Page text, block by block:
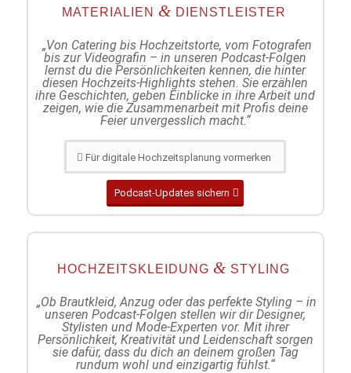
MATERIALIEN &DIENSTLEISTER
„Von Catering bis Hochzeitstorte, vom Fotografen
bis zur Videografin – in unseren Podcast-Folgen
lernst du die Persönlichkeiten kennen, die hinter
diesen Hochzeits-Highlights stehen. Sie erzählen
ihre Geschichten, geben Einblicke in ihre Arbeit und
zeigen, wie die Zusammenarbeit mit Profis deine
Feier unvergesslich macht.“
Für digitale Hochzeitsplanung vormerken
Podcast-Updates sichern
HOCHZEITSKLEIDUNG & STYLING
„Ob Brautkleid, Anzug oder das perfekte Styling – in
unseren Podcast-Folgen stellen wir dir Designer,
Stylisten und Mode-Experten vor. Mit ihrer
Persönlichkeit, Kreativität und Leidenschaft sorgen
sie dafür, dass du dich an deinem großen Tag
rundum wohl und einzigartig fühlst.“